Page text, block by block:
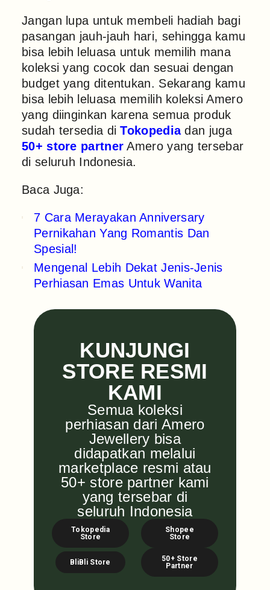
Jangan lupa untuk membeli hadiah bagi
pasangan jauh-jauh hari, sehingga kamu
bisa lebih leluasa untuk memilih mana
koleksi yang cocok dan sesuai dengan
budget yang ditentukan. Sekarang kamu
bisa lebih leluasa memilih koleksi Amero
yang diinginkan karena semua produk
sudah tersedia diTokopediadan juga
50+ store partner Amero yang tersebar
di seluruh Indonesia.
Baca Juga:
7 Cara Merayakan Anniversary
Pernikahan Yang Romantis Dan
Spesial!
Mengenal Lebih Dekat Jenis-Jenis
Perhiasan Emas Untuk Wanita
KUNJUNGI
STORE RESMI
KAMI
Semua koleksi
perhiasan dari Amero
Jewellery bisa
didapatkan melalui
marketplace resmi atau
50+ store partner kami
yang tersebar di
seluruh Indonesia
BliBli Store
50+ Store
Partner
Tokopedia
Store
Shopee
Store